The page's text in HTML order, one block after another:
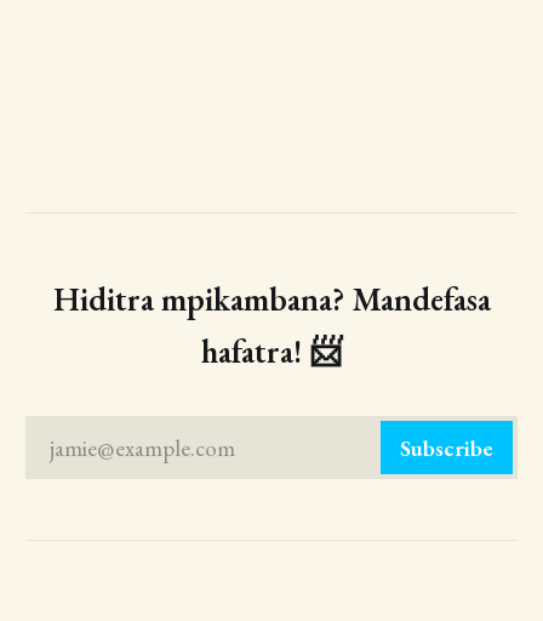
Hiditra mpikambana? Mandefasa
hafatra! 📨
jamie@example.com Subscribe